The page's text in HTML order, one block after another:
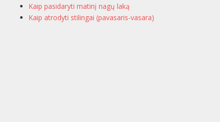
Kaip pasidaryti matinį nagų laką
Kaip atrodyti stilingai (pavasaris-vasara)